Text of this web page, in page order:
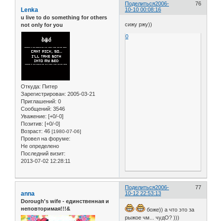
Поделиться 76
2006-
10-10 00:08:16
Lenka
u live to do something for others
not only for you
Откуда: Питер
Зарегистрирован: 2005-03-21
Приглашений: 0
Сообщений: 3546
Уважение: [+0/-0]
Позитив: [+0/-0]
Возраст: 46 [1980-07-06]
Провел на форуме:
Не определено
Последний визит:
2013-07-02 12:28:11
сижу ржу))
0
Поделиться 77
2006-
10-12 22:53:13
anna
Dorough's wife - единственная и
неповторимая!!!&
боже)) а что это за
рыжое чм... чудО? )))